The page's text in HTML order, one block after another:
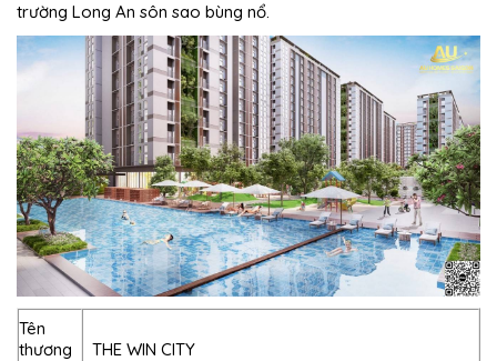
trường Long An sôn sao bùng nổ.
Tên
thương
THE WIN CITY